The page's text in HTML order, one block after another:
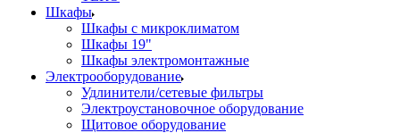
Шкафы
Шкафы с микроклиматом
Шкафы 19"
Шкафы электромонтажные
Электрооборудование
Удлинители/сетевые фильтры
Электроустановочное оборудование
Щитовое оборудование